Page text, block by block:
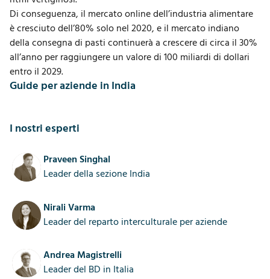
I nostri esperti
Praveen Singhal
Leader della sezione India
Nirali Varma
Leader del reparto interculturale per aziende
Andrea Magistrelli
Leader del BD in Italia
Di conseguenza, il mercato online dell’industria alimentare
è cresciuto dell’80% solo nel 2020, e il mercato indiano
della consegna di pasti continuerà a crescere di circa il 30%
all’anno per raggiungere un valore di 100 miliardi di dollari
entro il 2029.
Guide per aziende in India